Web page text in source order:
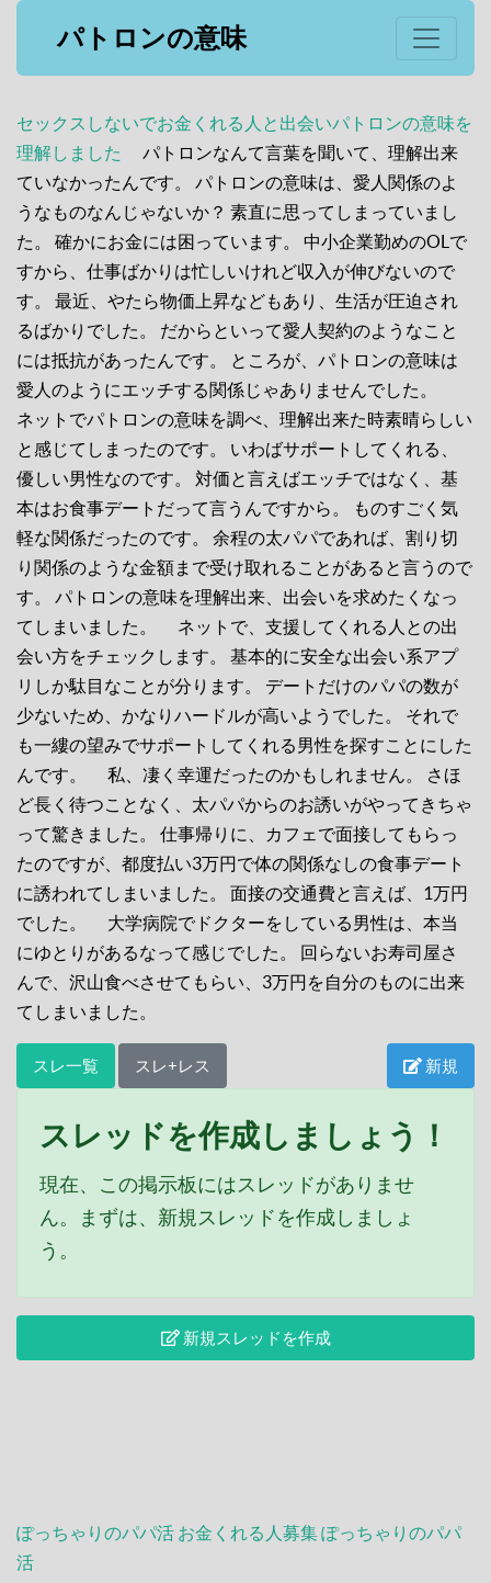
パトロンの意味
セックスしないでお金くれる人と出会いパトロンの意味を
理解しました
パトロンなんて言葉を聞いて、理解出来
ていなかったんです。 パトロンの意味は、愛人関係のよ
うなものなんじゃないか？ 素直に思ってしまっていまし
た。 確かにお金には困っています。 中小企業勤めのOLで
すから、仕事ばかりは忙しいけれど収入が伸びないので
す。 最近、やたら物価上昇などもあり、生活が圧迫され
るばかりでした。 だからといって愛人契約のようなこと
には抵抗があったんです。 ところが、パトロンの意味は
愛人のようにエッチする関係じゃありませんでした。
ネットでパトロンの意味を調べ、理解出来た時素晴らしい
と感じてしまったのです。 いわばサポートしてくれる、
優しい男性なのです。 対価と言えばエッチではなく、基
本はお食事デートだって言うんですから。 ものすごく気
軽な関係だったのです。 余程の太パパであれば、割り切
り関係のような金額まで受け取れることがあると言うので
す。 パトロンの意味を理解出来、出会いを求めたくなっ
てしまいました。 ネットで、支援してくれる人との出
会い方をチェックします。 基本的に安全な出会い系アプ
リしか駄目なことが分ります。 デートだけのパパの数が
少ないため、かなりハードルが高いようでした。 それで
も一縷の望みでサポートしてくれる男性を探すことにした
んです。 私、凄く幸運だったのかもしれません。 さほ
ど長く待つことなく、太パパからのお誘いがやってきちゃ
って驚きました。 仕事帰りに、カフェで面接してもらっ
たのですが、都度払い3万円で体の関係なしの食事デート
に誘われてしまいました。 面接の交通費と言えば、1万円
でした。 大学病院でドクターをしている男性は、本当
にゆとりがあるなって感じでした。 回らないお寿司屋さ
んで、沢山食べさせてもらい、3万円を自分のものに出来
てしまいました。
スレ一覧 スレ+レス 新規
スレッドを作成しましょう！
現在、この掲示板にはスレッドがありませ
ん。まずは、新規スレッドを作成しましょ
う。
新規スレッドを作成
ぽっちゃりのパパ活 お金くれる人募集ぽっちゃりのパパ
活